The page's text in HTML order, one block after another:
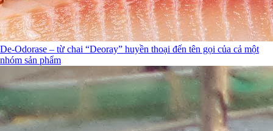
De-Odorase – từ chai “Deoray” huyền thoại đến tên gọi của cả một
nhóm sản phẩm